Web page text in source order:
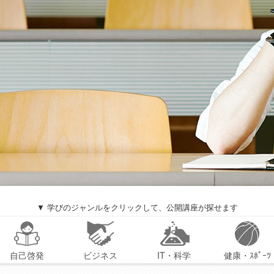
▼ 学びのジャンルをクリックして、公開講座が探せます
自己啓発 ビジネス IT・科学 健康・ｽﾎﾟｰﾂ